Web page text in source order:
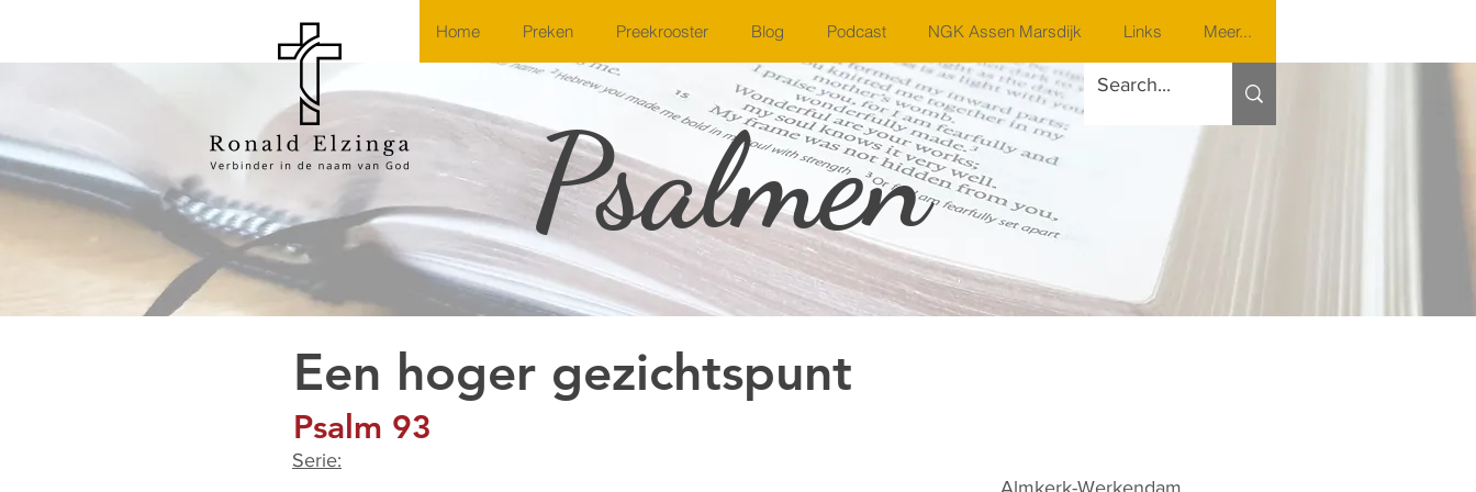
Home Preken Preekrooster Blog Podcast NGK Assen Marsdijk Links Meer...
Psalmen
Een hoger gezichtspunt
Psalm 93
Serie:
Almkerk-Werkendam